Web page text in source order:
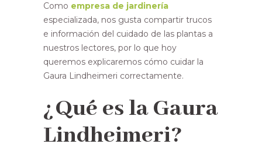
Como empresa de jardinería
especializada, nos gusta compartir trucos
e información del cuidado de las plantas a
nuestros lectores, por lo que hoy
queremos explicaremos cómo cuidar la
Gaura Lindheimeri correctamente.
¿Qué es la Gaura
Lindheimeri?